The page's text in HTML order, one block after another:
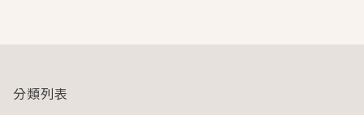
分類列表